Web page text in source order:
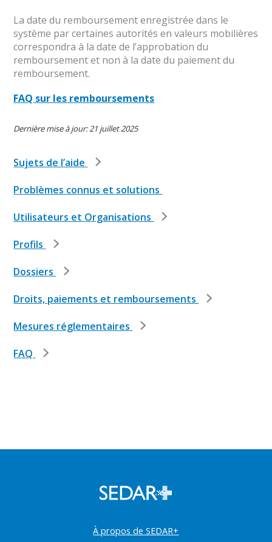
Sujets de l’aide
Problèmes connus et solutions
Utilisateurs et Organisations
Profils
Dossiers
Droits, paiements et remboursements
Mesures réglementaires
FAQ
La date du remboursement enregistrée dans le
système par certaines autorités en valeurs mobilières
correspondra à la date de l’approbation du
remboursement et non à la date du paiement du
remboursement.
FAQ sur les remboursements
Dernière mise à jour: 21 juillet 2025
À propos de SEDAR+